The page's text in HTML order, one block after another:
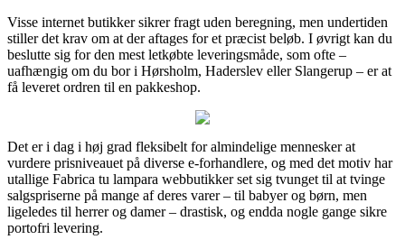
Visse internet butikker sikrer fragt uden beregning, men undertiden
stiller det krav om at der aftages for et præcist beløb. I øvrigt kan du
beslutte sig for den mest letkøbte leveringsmåde, som ofte –
uafhængig om du bor i Hørsholm, Haderslev eller Slangerup – er at
få leveret ordren til en pakkeshop.
Det er i dag i høj grad fleksibelt for almindelige mennesker at
vurdere prisniveauet på diverse e-forhandlere, og med det motiv har
utallige Fabrica tu lampara webbutikker set sig tvunget til at tvinge
salgspriserne på mange af deres varer – til babyer og børn, men
ligeledes til herrer og damer – drastisk, og endda nogle gange sikre
portofri levering.